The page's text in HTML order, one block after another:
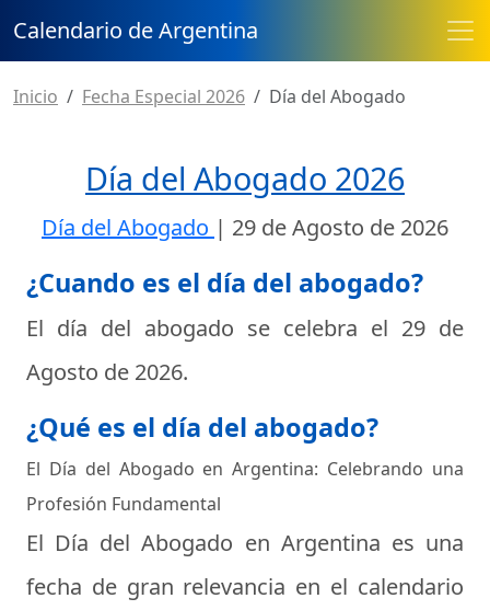
Calendario de Argentina
Inicio Fecha Especial 2026 Día del Abogado
Día del Abogado 2026
Día del Abogado | 29 de Agosto de 2026
¿Cuando es el día del abogado?
El día del abogado se celebra el 29 de
Agosto de 2026.
¿Qué es el día del abogado?
El Día del Abogado en Argentina: Celebrando una
Profesión Fundamental
El Día del Abogado en Argentina es una
fecha de gran relevancia en el calendario